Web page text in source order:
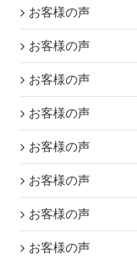
お客様の声
お客様の声
お客様の声
お客様の声
お客様の声
お客様の声
お客様の声
お客様の声